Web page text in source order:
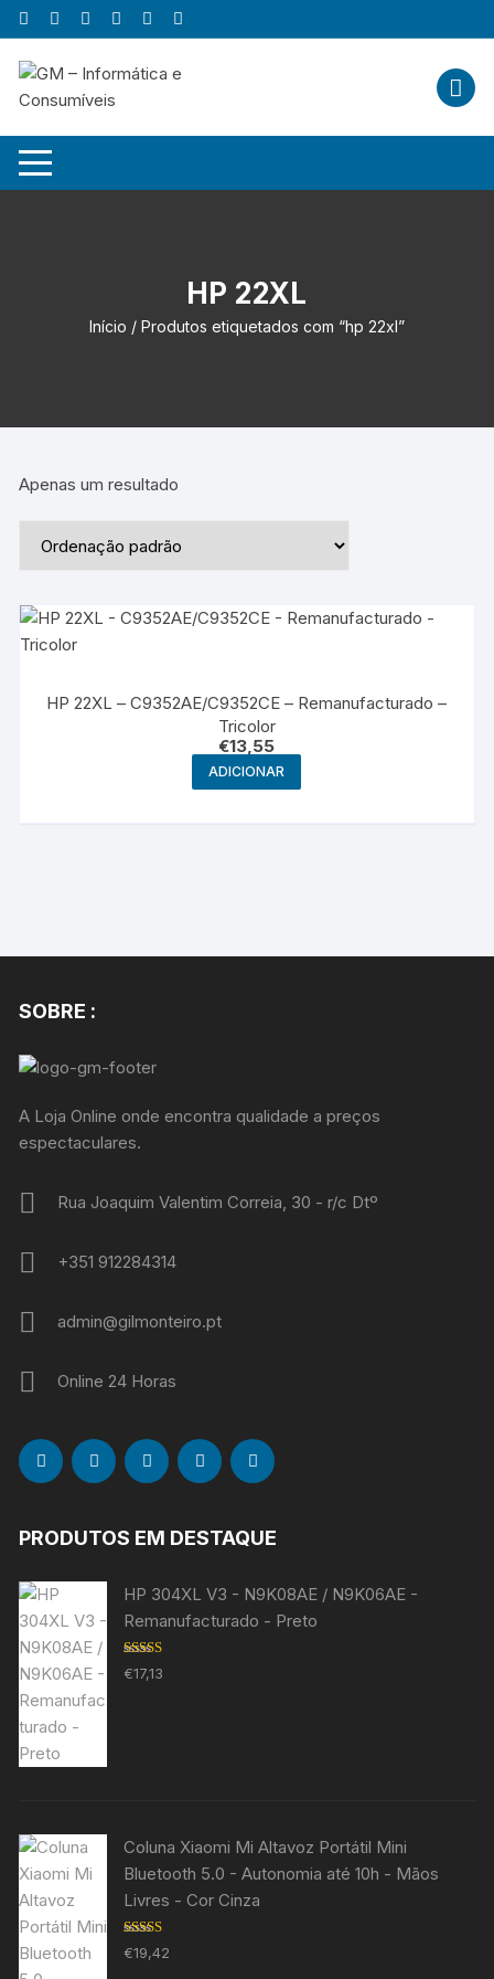
Skip
to
content
HP 22XL
Início / Produtos etiquetados com “hp 22xl”
Apenas um resultado
HP 22XL – C9352AE/C9352CE – Remanufacturado –
Tricolor
€13,55
ADICIONAR
SOBRE :
A Loja Online onde encontra qualidade a preços
espectaculares.
Rua Joaquim Valentim Correia, 30 - r/c Dtº
+351 912284314
admin@gilmonteiro.pt
Online 24 Horas
PRODUTOS EM DESTAQUE
HP 304XL V3 - N9K08AE / N9K06AE -
Remanufacturado - Preto
Avaliação
5.00 de 5
€17,13
Coluna Xiaomi Mi Altavoz Portátil Mini
Bluetooth 5.0 - Autonomia até 10h - Mãos
Livres - Cor Cinza
Avaliação
5.00de 5
€19,42